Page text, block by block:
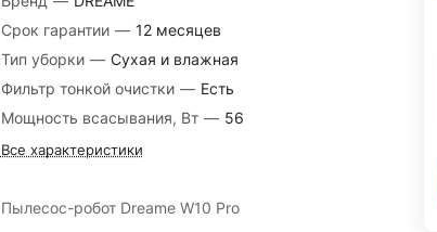
Срок гарантии — 12 месяцев
Тип уборки — Сухая и влажная
Фильтр тонкой очистки — Есть
Мощность всасывания, Вт — 56
Все характеристики
Пылесос-робот Dreame W10 Pro